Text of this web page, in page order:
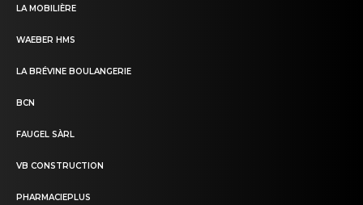
LA MOBILIÈRE
WAEBER HMS
LA BRÉVINE BOULANGERIE
BCN
FAUGEL SÀRL
VB CONSTRUCTION
PHARMACIEPLUS